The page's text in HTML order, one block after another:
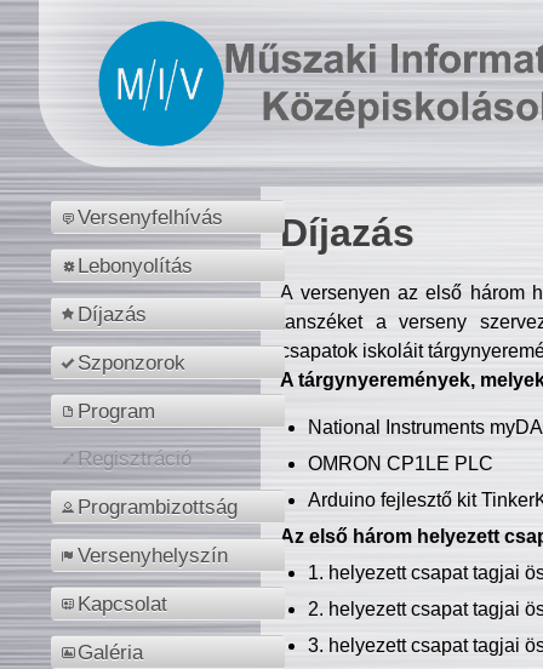
Versenyfelhívás
Lebonyolítás
Díjazás
Szponzorok
Program
Regisztráció
Programbizottság
Versenyhelyszín
Kapcsolat
Galéria
Díjazás
A versenyen az első három
tanszéket a verseny
csapatok iskoláit
A tárgynyeremények,
National Instruments
OMRON CP1LE PLC
Arduino fejlesztő kit
Az első három helyezett
1. helyezett csapat tagjai
2. helyezett csapat tagjai
3. helyezett csapat tagjai